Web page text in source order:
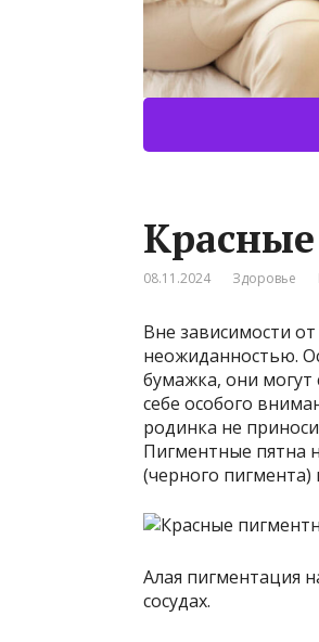
08.11.2024 Здоровье
Вне зависимости
неожиданностью.
бумажка, они могут
себе особого
родинка не
Пигментные пятна
(черного пигмента)
Алая пигментация
сосудах.